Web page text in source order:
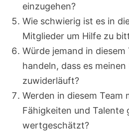
einzugehen?
Wie schwierig ist es in
Mitglieder um Hilfe zu
Würde jemand in
handeln, dass es
zuwiderläuft?
Werden in diesem Team
Fähigkeiten und Talente
wertgeschätzt?